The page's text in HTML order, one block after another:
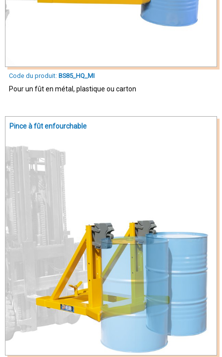
Code du produit: BS85_HQ_MI
Pour un fût en métal, plastique ou carton
Pince à fût enfourchable